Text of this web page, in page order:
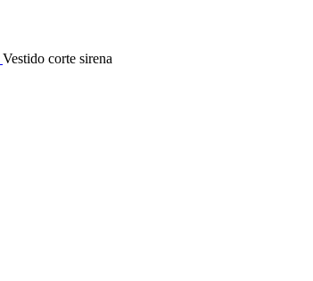
Vestido corte sirena